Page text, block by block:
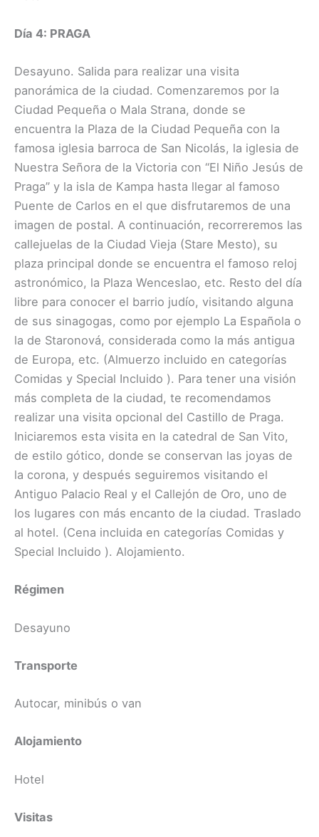
Día 4: PRAGA
Desayuno. Salida para realizar una visita
panorámica de la ciudad. Comenzaremos por la
Ciudad Pequeña o Mala Strana, donde se
encuentra la Plaza de la Ciudad Pequeña con la
famosa iglesia barroca de San Nicolás, la iglesia de
Nuestra Señora de la Victoria con “El Niño Jesús de
Praga” y la isla de Kampa hasta llegar al famoso
Puente de Carlos en el que disfrutaremos de una
imagen de postal. A continuación, recorreremos las
callejuelas de la Ciudad Vieja (Stare Mesto), su
plaza principal donde se encuentra el famoso reloj
astronómico, la Plaza Wenceslao, etc. Resto del día
libre para conocer el barrio judío, visitando alguna
de sus sinagogas, como por ejemplo La Española o
la de Staronová, considerada como la más antigua
de Europa, etc. (Almuerzo incluido en categorías
Comidas y Special Incluido ). Para tener una visión
más completa de la ciudad, te recomendamos
realizar una visita opcional del Castillo de Praga.
Iniciaremos esta visita en la catedral de San Vito,
de estilo gótico, donde se conservan las joyas de
la corona, y después seguiremos visitando el
Antiguo Palacio Real y el Callejón de Oro, uno de
los lugares con más encanto de la ciudad. Traslado
al hotel. (Cena incluida en categorías Comidas y
Special Incluido ). Alojamiento.
Régimen
Desayuno
Transporte
Autocar, minibús o van
Alojamiento
Hotel
Visitas